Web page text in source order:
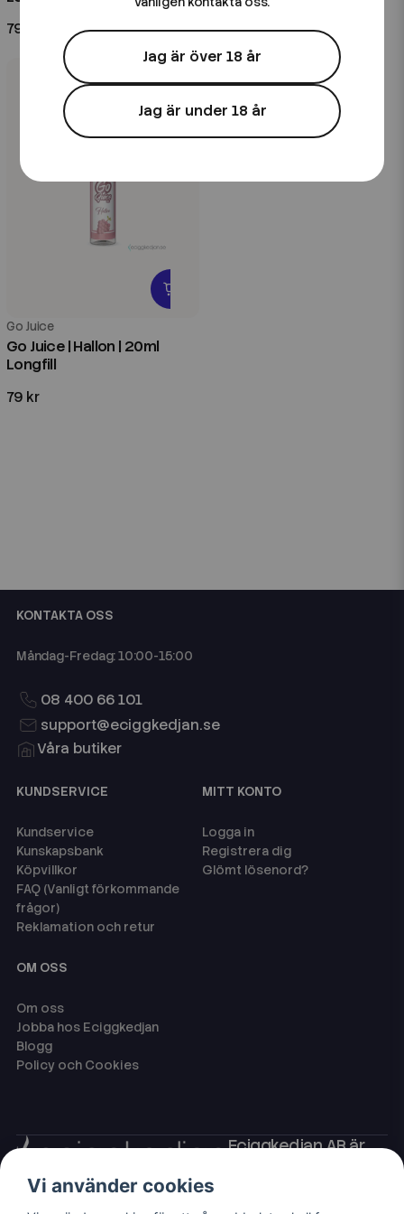
79 kr
99 kr
Go Juice
Go Juice | Hallon | 20ml
Longfill
79 kr
Jag är över 18 år
Jag är under 18 år
KONTAKTA OSS
Måndag-Fredag: 10:00-15:00
08 400 66 101
support@eciggkedjan.se
Våra butiker
KUNDSERVICE
Kundservice
Kunskapsbank
Köpvillkor
FAQ (Vanligt förkommande
frågor)
Reklamation och retur
MITT KONTO
Logga in
Registrera dig
Glömt lösenord?
OM OSS
Om oss
Jobba hos Eciggkedjan
Blogg
Policy och Cookies
Eciggkedjan AB är
som engångsvape,
Vi använder cookies